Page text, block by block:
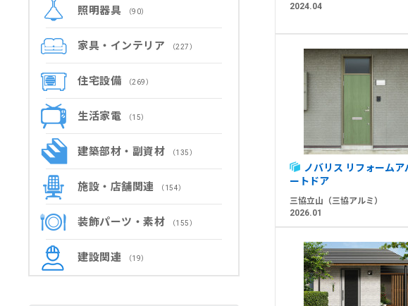
照明器具 （90）
家具・インテリア （227）
住宅設備 （269）
生活家電 （15）
建築部材・副資材 （135）
施設・店舗関連 （154）
装飾パーツ・素材 （155）
建設関連 （19）
2024.04
ノバリス リフォームア
ートドア
三協立山（三協アルミ）
2026.01